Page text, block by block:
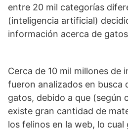
entre 20 mil categorías
(inteligencia artificial)
información acerca de
Cerca de 10 mil millones de
fueron analizados en busca
gatos, debido a que (según
existe gran cantidad de
los felinos en la web, lo cual